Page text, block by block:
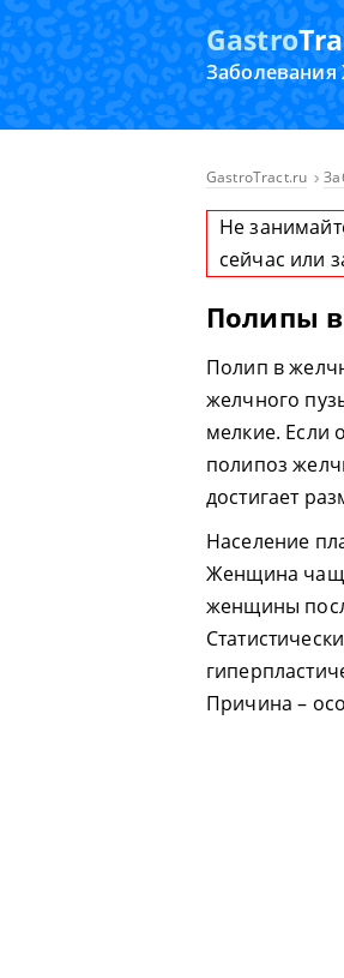
Gastro
GastroTract.ru
Не
сейчас или
Полипы
Полип в
желчного
мелкие. Если
полипоз
достигает
Население
Женщина
женщины
Причина –